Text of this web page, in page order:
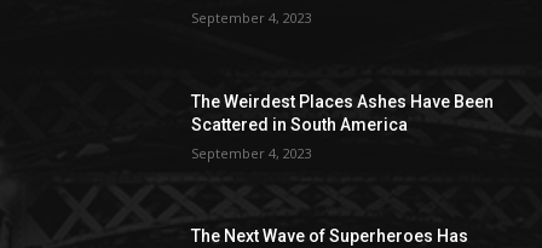
September 4, 2023
The Weirdest Places Ashes Have Been
Scattered in South America
September 4, 2023
The Next Wave of Superheroes Has